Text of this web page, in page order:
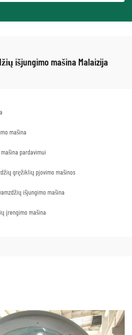
išjungimo mašina Malaizija
mašina
pardavimui
gręžiklių pjovimo mašinos
išjungimo mašina
įrengimo mašina